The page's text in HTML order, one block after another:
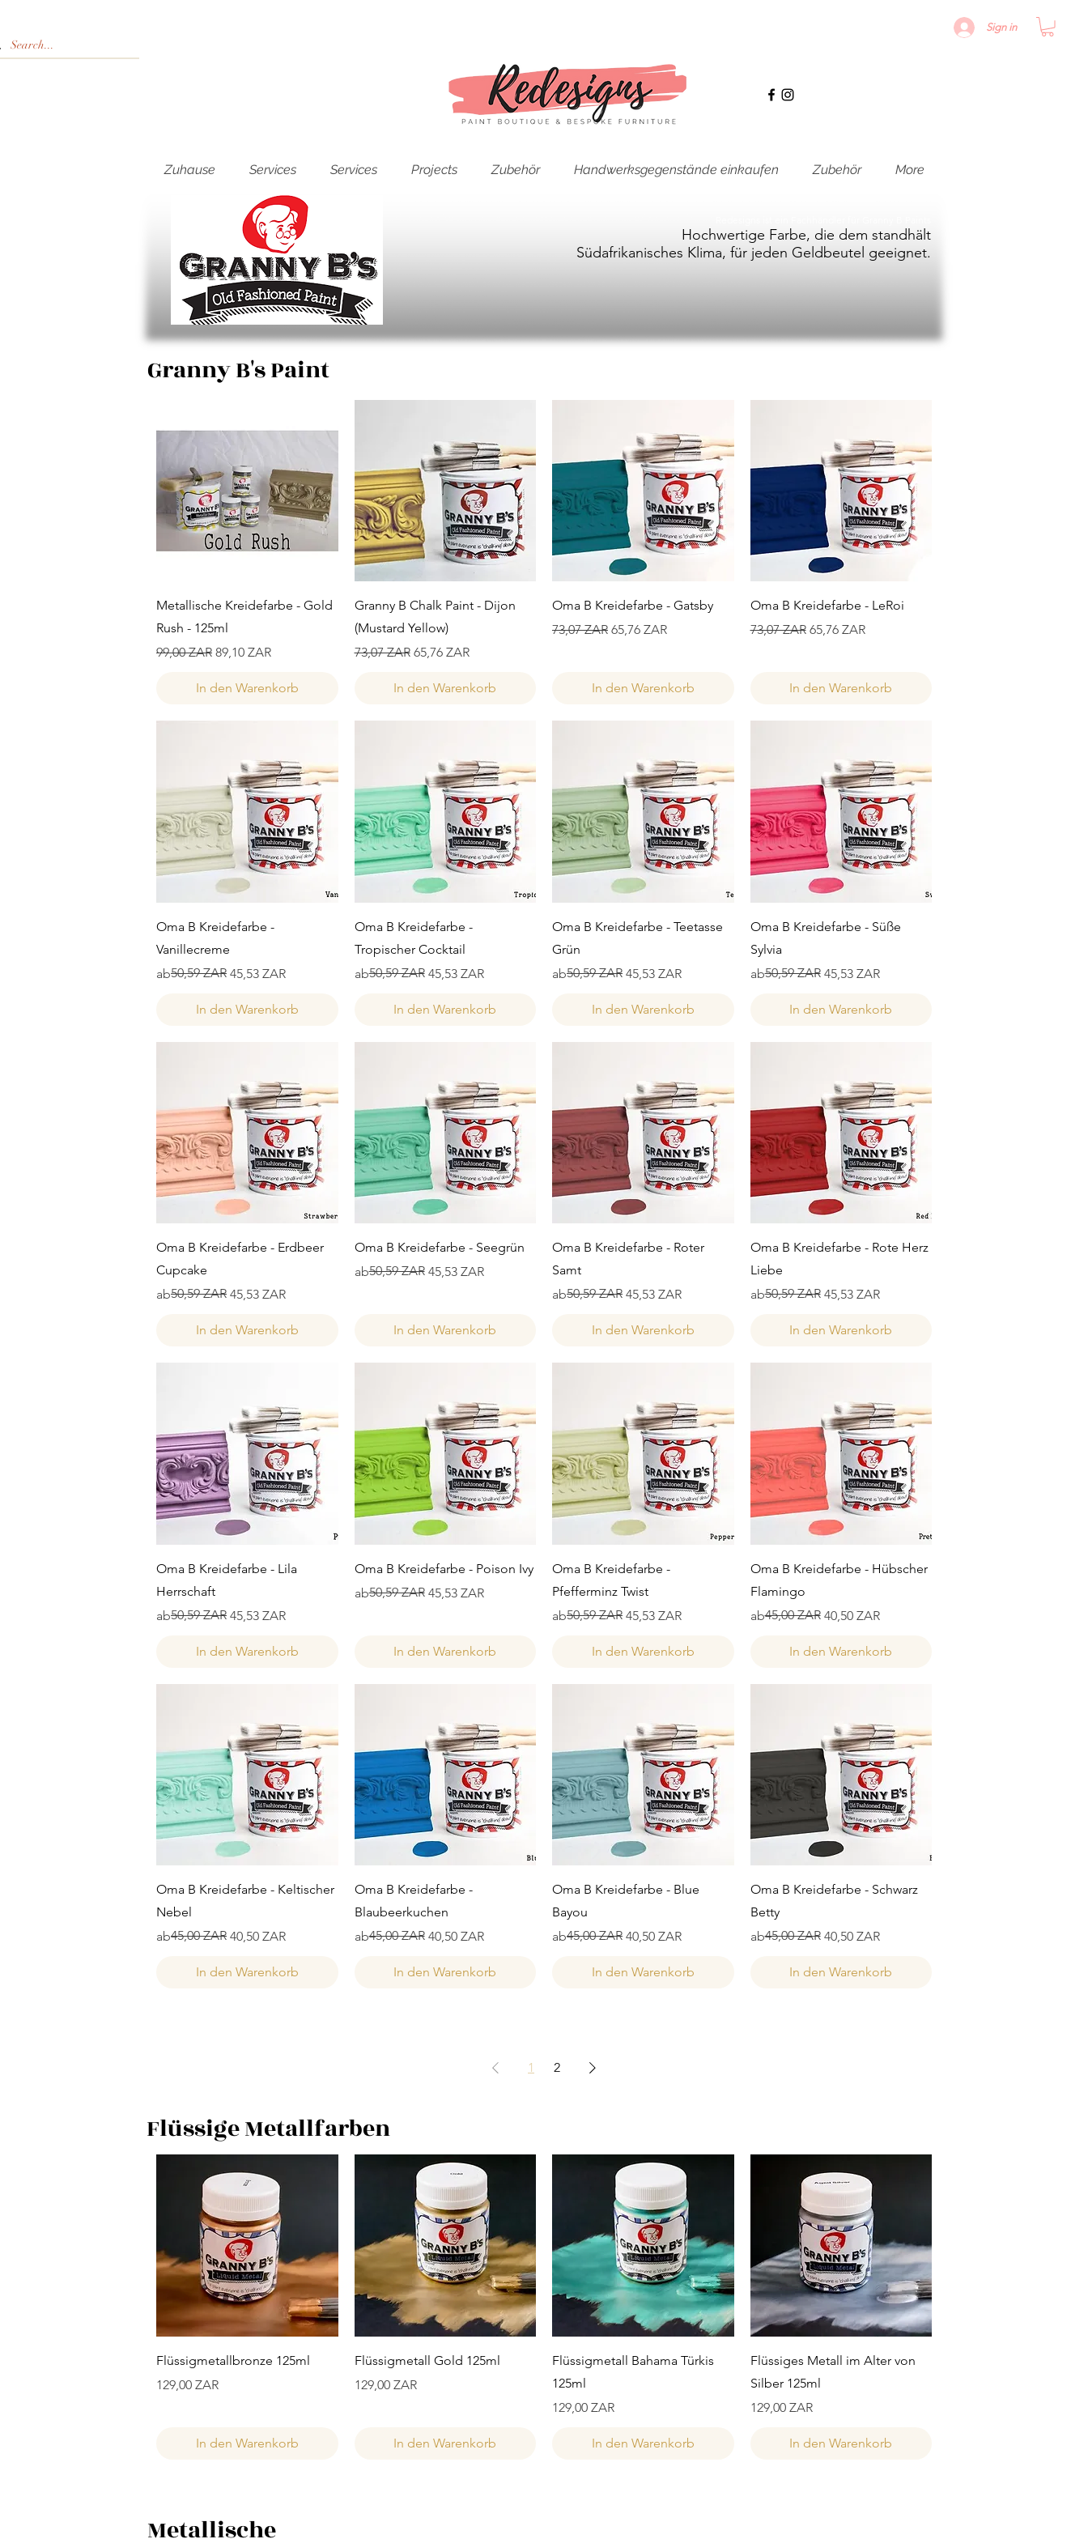
Sign in
Zuhause Services Services Projects Zubehör Handwerksgegenstände einkaufen Zubehör More
Hochwertige Farbe, die dem standhält
Südafrikanisches Klima, für jeden Geldbeutel geeignet.
Granny B's Paint
Schnellansicht
Metallische Kreidefarbe - Gold
Rush - 125ml
Standardpreis
99,00 ZAR Sale-Preis
89,10 ZAR
In den Warenkorb
Schnellansicht
Granny B Chalk Paint - Dijon
(Mustard Yellow)
Standardpreis
73,07 ZAR Sale-Preis
65,76 ZAR
In den Warenkorb
Schnellansicht
Oma B Kreidefarbe - Gatsby
Standardpreis
73,07 ZAR Sale-Preis
65,76 ZAR
In den Warenkorb
Schnellansicht
Oma B Kreidefarbe - LeRoi
Standardpreis
73,07 ZAR Sale-Preis
65,76 ZAR
In den Warenkorb
Schnellansicht
Oma B Kreidefarbe -
Vanillecreme
ab
Standardpreis
50,59 ZAR 45,53 ZAR
Sale-Preis
In den Warenkorb
Schnellansicht
Oma B Kreidefarbe -
Tropischer Cocktail
ab
Standardpreis
50,59 ZAR 45,53 ZAR
Sale-Preis
In den Warenkorb
Schnellansicht
Oma B Kreidefarbe - Teetasse
Grün
ab
Standardpreis
50,59 ZAR 45,53 ZAR
Sale-Preis
In den Warenkorb
Schnellansicht
Oma B Kreidefarbe - Süße
Sylvia
ab
Standardpreis
50,59 ZAR 45,53 ZAR
Sale-Preis
In den Warenkorb
Schnellansicht
Oma B Kreidefarbe - Erdbeer
Cupcake
ab
Standardpreis
50,59 ZAR 45,53 ZAR
Sale-Preis
In den Warenkorb
Schnellansicht
Oma B Kreidefarbe - Seegrün
ab
Standardpreis
50,59 ZAR 45,53 ZAR
Sale-Preis
In den Warenkorb
Schnellansicht
Oma B Kreidefarbe - Roter
Samt
ab
Standardpreis
50,59 ZAR 45,53 ZAR
Sale-Preis
In den Warenkorb
Schnellansicht
Oma B Kreidefarbe - Rote Herz
Liebe
ab
Standardpreis
50,59 ZAR 45,53 ZAR
Sale-Preis
In den Warenkorb
Schnellansicht
Oma B Kreidefarbe - Lila
Herrschaft
ab
Standardpreis
50,59 ZAR 45,53 ZAR
Sale-Preis
In den Warenkorb
Schnellansicht
Oma B Kreidefarbe - Poison Ivy
ab
Standardpreis
50,59 ZAR 45,53 ZAR
Sale-Preis
In den Warenkorb
Schnellansicht
Oma B Kreidefarbe -
Pfefferminz Twist
ab
Standardpreis
50,59 ZAR 45,53 ZAR
Sale-Preis
In den Warenkorb
Schnellansicht
Oma B Kreidefarbe - Hübscher
Flamingo
ab
Standardpreis
45,00 ZAR 40,50 ZAR
Sale-Preis
In den Warenkorb
Schnellansicht
Oma B Kreidefarbe - Keltischer
Nebel
ab
Standardpreis
45,00 ZAR 40,50 ZAR
Sale-Preis
In den Warenkorb
Schnellansicht
Oma B Kreidefarbe -
Blaubeerkuchen
ab
Standardpreis
45,00 ZAR 40,50 ZAR
Sale-Preis
In den Warenkorb
Schnellansicht
Oma B Kreidefarbe - Blue
Bayou
ab
Standardpreis
45,00 ZAR 40,50 ZAR
Sale-Preis
In den Warenkorb
Schnellansicht
Oma B Kreidefarbe - Schwarz
Betty
ab
Standardpreis
45,00 ZAR 40,50 ZAR
Sale-Preis
In den Warenkorb
1 2
Flüssige Metallfarben
Schnellansicht
Flüssigmetallbronze 125ml
Preis
129,00 ZAR
In den Warenkorb
Schnellansicht
Flüssigmetall Gold 125ml
Preis
129,00 ZAR
In den Warenkorb
Schnellansicht
Flüssigmetall Bahama Türkis
125ml
Preis
129,00 ZAR
In den Warenkorb
Schnellansicht
Flüssiges Metall im Alter von
Silber 125ml
Preis
129,00 ZAR
In den Warenkorb
Metallische